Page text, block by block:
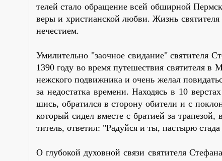
те­лей ста­ло об­ра­ще­ние всей об­шир­ной
ве­ры и хри­сти­ан­ской люб­ви. Жизнь
нече­сти­ем.
Уми­ли­тель­но "за­оч­ное сви­да­ние" свя­ти­те­ля
1390 го­ду во вре­мя пу­те­ше­ствия свя­ти­те­ля
неж­ско­го по­движ­ни­ка и очень же­лал
за недо­стат­ка вре­ме­ни. На­хо­дясь в 10
шись, об­ра­тил­ся в сто­ро­ну оби­те­ли и с
ко­то­рый си­дел вме­сте с бра­ти­ей за
ти­тель, от­ве­тил: "Ра­дуй­ся и ты, пас­ты­рю
О глу­бо­кой ду­хов­ной свя­зи свя­ти­те­ля